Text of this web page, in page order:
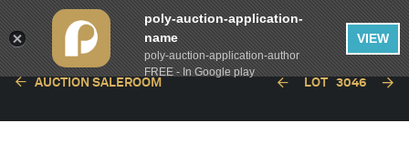
AUCTION SALEROOM LOT 3046
poly-auction-application-
name
poly-auction-application-author
FREE - In Google play
VIEW